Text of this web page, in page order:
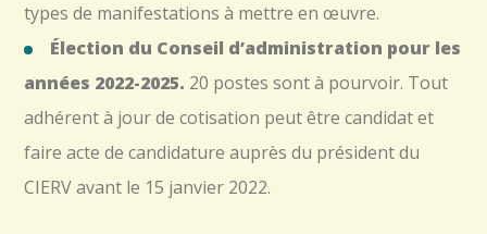
types de manifestations à mettre en œuvre.
Élection du Conseil d’administration pour les
années 2022-2025. 20 postes sont à pourvoir. Tout
adhérent à jour de cotisation peut être candidat et
faire acte de candidature auprès du président du
CIERV avant le 15 janvier 2022.